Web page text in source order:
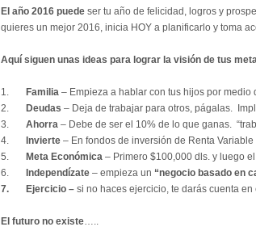
El año 2016 puede ser tu año de felicidad, logros y
quieres un mejor 2016, inicia HOY a planificarlo y toma
Aquí siguen unas ideas para lograr la visión de tus
1. Familia – Empieza a hablar con tus hijos por medio
2.
Deudas – Deja de trabajar para otros, págalas.
3. Ahorra – Debe de ser el 10% de lo que ganas.
4.
Invierte – En fondos de inversión de Renta Variable
5.
Meta Económica – Primero $100,000 dls. y luego
6.
Independízate – empieza un “negocio basado en
7. Ejercicio – si no haces ejercicio, te darás cuenta en
El futuro no existe…..